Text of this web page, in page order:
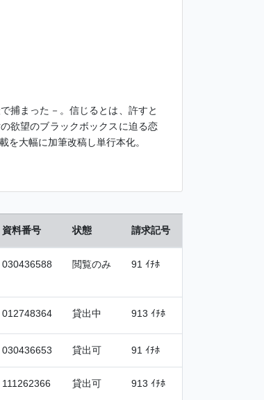
捕まった－。信じるとは、許すと
欲望のブラックボックスに迫る恋
大幅に加筆改稿し単行本化。
資料番号 状態 請求記号
030436588 閲覧のみ 91 ｲﾁﾎ
012748364 貸出中 913 ｲﾁﾎ
030436653 貸出可 91 ｲﾁﾎ
111262366 貸出可 913 ｲﾁﾎ